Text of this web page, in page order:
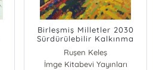
Birleşmiş Milletler 2030
Sürdürülebilir Kalkınma
Amaçları ve Yerel
Yönetimler
Ruşen Keleş
Yusuf Erbay
İmge Kitabevi Yayınları